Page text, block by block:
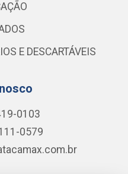
E DESCARTÁVEIS
0103
0579